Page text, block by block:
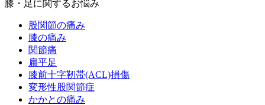
膝・足に関するお悩み
股関節の痛み
膝の痛み
関節痛
扁平足
膝前十字靭帯(ACL)損傷
変形性股関節症
かかとの痛み